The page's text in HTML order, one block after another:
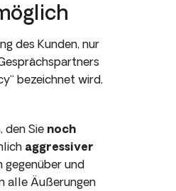
des Kunden, nur
bezeichnet wird,
den Sie noch
aggressiver
gegenüber und
alle Äußerungen